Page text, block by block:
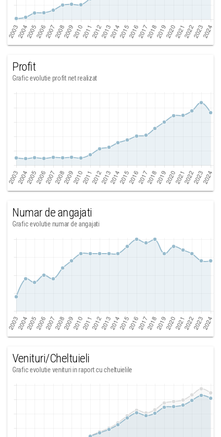
Profit
Grafic evolutie profit net realizat
Numar de angajati
Grafic evolutie numar de angajati
Venituri/Cheltuieli
Grafic evolutie venituri in raport cu cheltuielile